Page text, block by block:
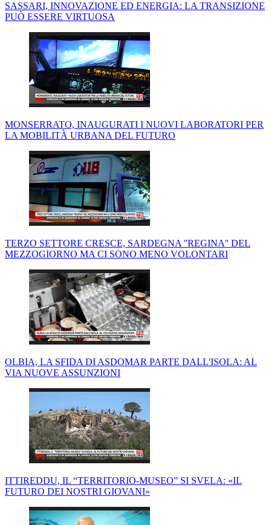
SASSARI, INNOVAZIONE ED ENERGIA: LA TRANSIZIONE
PUÒ ESSERE VIRTUOSA
MONSERRATO, INAUGURATI I NUOVI LABORATORI PER
LA MOBILITÀ URBANA DEL FUTURO
TERZO SETTORE CRESCE, SARDEGNA ''REGINA'' DEL
MEZZOGIORNO MA CI SONO MENO VOLONTARI
OLBIA, LA SFIDA DI ASDOMAR PARTE DALL'ISOLA: AL
VIA NUOVE ASSUNZIONI
ITTIREDDU, IL “TERRITORIO-MUSEO” SI SVELA: «IL
FUTURO DEI NOSTRI GIOVANI»